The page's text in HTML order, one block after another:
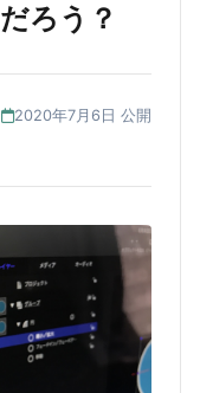
ろう？
2020年7月6日 公開